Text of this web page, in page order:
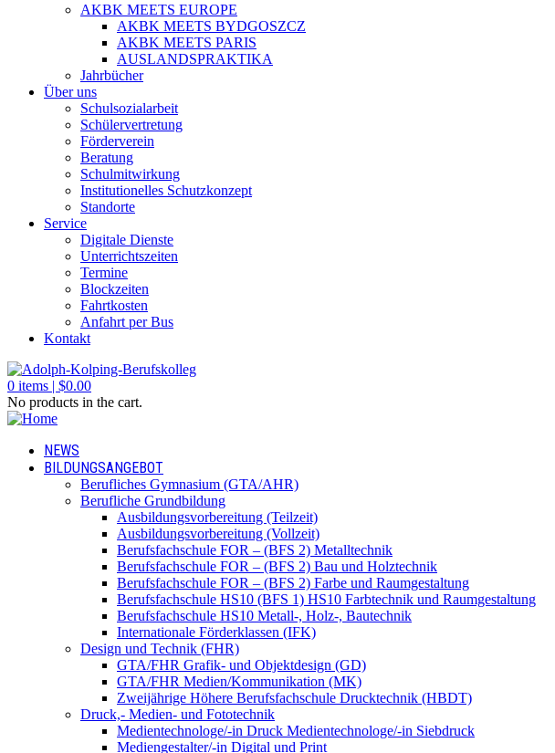
AKBK MEETS EUROPE
AKBK MEETS BYDGOSZCZ
AKBK MEETS PARIS
AUSLANDSPRAKTIKA
Jahrbücher
Über uns
Schulsozialarbeit
Schülervertretung
Förderverein
Beratung
Schulmitwirkung
Institutionelles Schutzkonzept
Standorte
Service
Digitale Dienste
Unterrichtszeiten
Termine
Blockzeiten
Fahrtkosten
Anfahrt per Bus
Kontakt
0 items | $0.00
No products in the cart.
NEWS
BILDUNGSANGEBOT
Berufliches Gymnasium (GTA/AHR)
Berufliche Grundbildung
Ausbildungsvorbereitung (Teilzeit)
Ausbildungsvorbereitung (Vollzeit)
Berufsfachschule FOR – (BFS 2) Metalltechnik
Berufsfachschule FOR – (BFS 2) Bau und Holztechnik
Berufsfachschule FOR – (BFS 2) Farbe und Raumgestaltung
Berufsfachschule HS10 (BFS 1) HS10 Farbtechnik und Raumgestaltung
Berufsfachschule HS10 Metall-, Holz-, Bautechnik
Internationale Förderklassen (IFK)
Design und Technik (FHR)
GTA/FHR Grafik- und Objektdesign (GD)
GTA/FHR Medien/Kommunikation (MK)
Zweijährige Höhere Berufsfachschule Drucktechnik (HBDT)
Druck,- Medien- und Fototechnik
Medientechnologe/-in Druck Medientechnologe/-in Siebdruck
Mediengestalter/-in Digital und Print